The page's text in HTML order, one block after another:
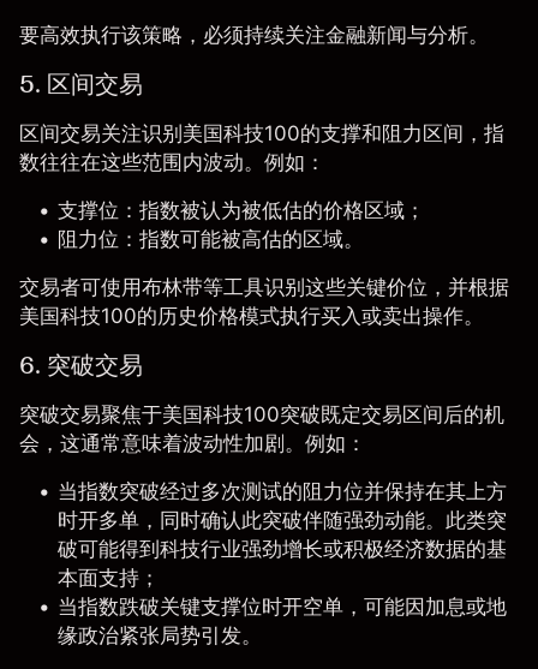
要高效执行该策略，必须持续关注金融新闻与分析。
5. 区间交易
区间交易关注识别美国科技100的支撑和阻力区间，指
数往往在这些范围内波动。例如：
支撑位：指数被认为被低估的价格区域；
阻力位：指数可能被高估的区域。
交易者可使用布林带等工具识别这些关键价位，并根据
美国科技100的历史价格模式执行买入或卖出操作。
6. 突破交易
突破交易聚焦于美国科技100突破既定交易区间后的机
会，这通常意味着波动性加剧。例如：
当指数突破经过多次测试的阻力位并保持在其上方
时开多单，同时确认此突破伴随强劲动能。此类突
破可能得到科技行业强劲增长或积极经济数据的基
本面支持；
当指数跌破关键支撑位时开空单，可能因加息或地
缘政治紧张局势引发。